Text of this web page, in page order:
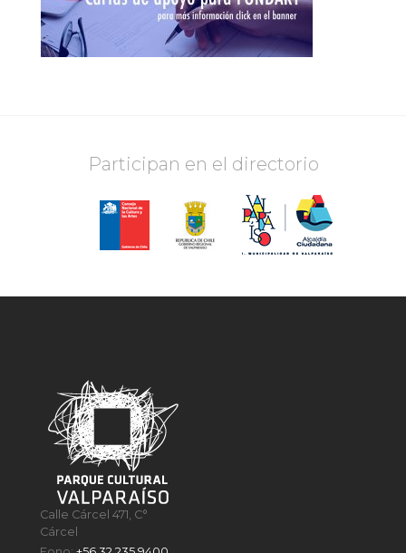
Participan en el directorio
Calle Cárcel 471, C°
Cárcel